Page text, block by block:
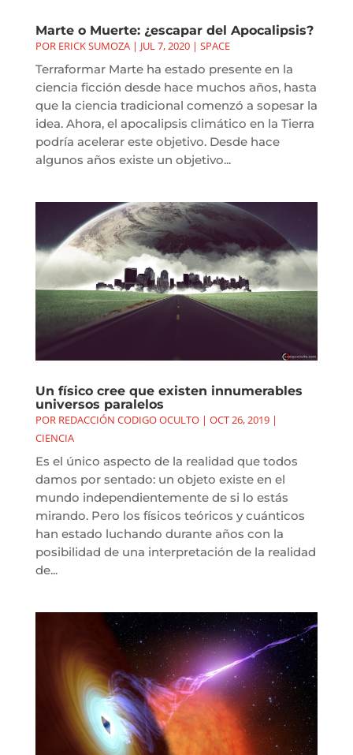
Marte o Muerte: ¿escapar del Apocalipsis?
POR ERICK SUMOZA| JUL 7, 2020| SPACE
Terraformar Marte ha estado presente en la
ciencia ficción desde hace muchos años, hasta
que la ciencia tradicional comenzó a sopesar la
idea. Ahora, el apocalipsis climático en la Tierra
podría acelerar este objetivo. Desde hace
algunos años existe un objetivo...
Un físico cree que existen innumerables
universos paralelos
POR REDACCIÓN CODIGO OCULTO| OCT 26, 2019|
CIENCIA
Es el único aspecto de la realidad que todos
damos por sentado: un objeto existe en el
mundo independientemente de si lo estás
mirando. Pero los físicos teóricos y cuánticos
han estado luchando durante años con la
posibilidad de una interpretación de la realidad
de...